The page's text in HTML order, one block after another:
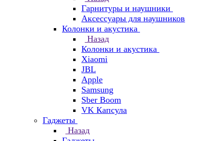
Гарнитуры и наушники
Аксессуары для наушников
Колонки и акустика
Назад
Колонки и акустика
Xiaomi
JBL
Apple
Samsung
Sber Boom
VK Капсула
Гаджеты
Назад